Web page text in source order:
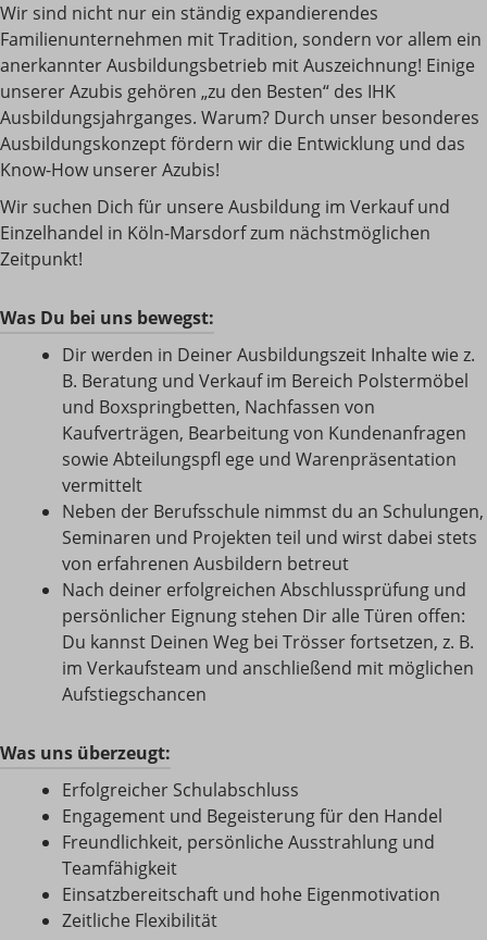
Wir sind nicht nur ein ständig expandierendes
Familienunternehmen mit Tradition, sondern vor allem ein
anerkannter Ausbildungsbetrieb mit Auszeichnung! Einige
unserer Azubis gehören „zu den Besten“ des IHK
Ausbildungsjahrganges. Warum? Durch unser besonderes
Ausbildungskonzept fördern wir die Entwicklung und das
Know-How unserer Azubis!
Wir suchen Dich für unsere Ausbildung im Verkauf und
Einzelhandel in Köln-Marsdorf zum nächstmöglichen
Zeitpunkt!
Was Du bei uns bewegst:
Dir werden in Deiner Ausbildungszeit Inhalte wie z.
B. Beratung und Verkauf im Bereich Polstermöbel
und Boxspringbetten, Nachfassen von
Kaufverträgen, Bearbeitung von Kundenanfragen
sowie Abteilungspﬂ ege und Warenpräsentation
vermittelt
Neben der Berufsschule nimmst du an Schulungen,
Seminaren und Projekten teil und wirst dabei stets
von erfahrenen Ausbildern betreut
Nach deiner erfolgreichen Abschlussprüfung und
persönlicher Eignung stehen Dir alle Türen offen:
Du kannst Deinen Weg bei Trösser fortsetzen, z. B.
im Verkaufsteam und anschließend mit möglichen
Aufstiegschancen
Was uns überzeugt:
Erfolgreicher Schulabschluss
Engagement und Begeisterung für den Handel
Freundlichkeit, persönliche Ausstrahlung und
Teamfähigkeit
Einsatzbereitschaft und hohe Eigenmotivation
Zeitliche Flexibilität